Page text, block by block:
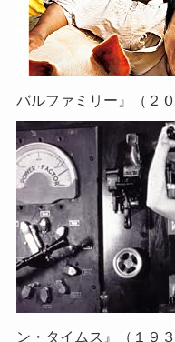
バルファミリー』（２０
ン・タイムス』（１９３